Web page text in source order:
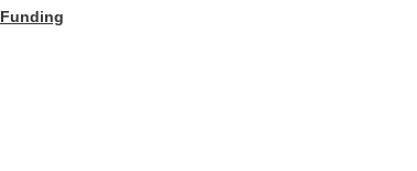
Funding